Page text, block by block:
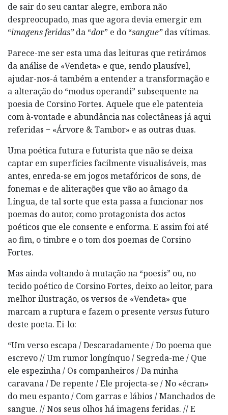
de sair do seu cantar alegre, embora não
despreocupado, mas que agora devia emergir em
“imagens feridas”da “dor” e do “sangue”das vítimas.
Parece-me ser esta uma das leituras que retirámos
da análise de «Vendeta» e que, sendo plausível,
ajudar-nos-á também a entender a transformação e
a alteração do “modus operandi” subsequente na
poesia de Corsino Fortes. Aquele que ele patenteia
com à-vontade e abundância nas colectâneas já aqui
referidas − «Árvore & Tambor» e as outras duas.
Uma poética futura e futurista que não se deixa
captar em superfícies facilmente visualisáveis, mas
antes, enreda-se em jogos metafóricos de sons, de
fonemas e de aliterações que vão ao âmago da
Língua, de tal sorte que esta passa a funcionar nos
poemas do autor, como protagonista dos actos
poéticos que ele consente e enforma. E assim foi até
ao fim, o timbre e o tom dos poemas de Corsino
Fortes.
Mas ainda voltando à mutação na “poesis” ou, no
tecido poético de Corsino Fortes, deixo ao leitor, para
melhor ilustração, os versos de «Vendeta» que
marcam a ruptura e fazem o presente versusfuturo
deste poeta. Ei-lo:
“Um verso escapa / Descaradamente / Do poema que
escrevo // Um rumor longínquo / Segreda-me / Que
ele espezinha / Os companheiros / Da minha
caravana / De repente / Ele projecta-se / No «écran»
do meu espanto / Com garras e lábios / Manchados de
sangue. // Nos seus olhos há imagens feridas. // E